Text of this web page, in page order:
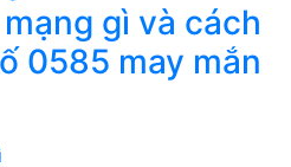
gì và cách
0585 may mắn